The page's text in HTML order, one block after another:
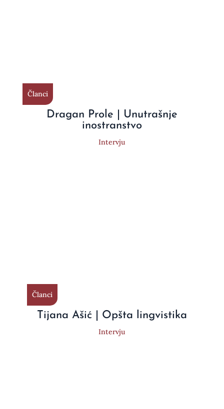
Članci
Dragan Prole | Unutrašnje
inostranstvo
Intervju
Članci
Tijana Ašić | Opšta lingvistika
Intervju